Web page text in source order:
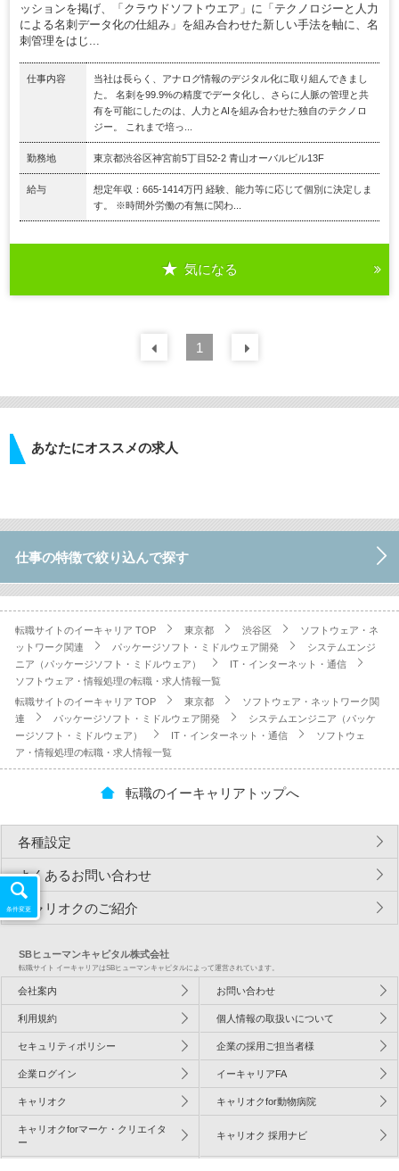
ッションを掲げ、「クラウドソフトウエア」に「テクノロジーと人力
による名刺データ化の仕組み」を組み合わせた新しい手法を軸に、名
刺管理をはじ...
仕事内容
当社は長らく、アナログ情報のデジタル化に取り組んできまし
た。 名刺を99.9%の精度でデータ化し、さらに人脈の管理と共
有を可能にしたのは、人力とAIを組み合わせた独自のテクノロ
ジー。 これまで培っ...
勤務地 東京都渋谷区神宮前5丁目52-2 青山オーバルビル13F
給与
想定年収：665-1414万円 経験、能力等に応じて個別に決定しま
す。 ※時間外労働の有無に関わ...
気になる
前の 件
1
あなたにオススメの求人
仕事の特徴で絞り込んで探す
転職サイトのイーキャリア TOP 東京都 渋谷区
ソフトウェア・ネ
ットワーク関連
パッケージソフト・ミドルウェア開発
システムエンジ
ニア（パッケージソフト・ミドルウェア）
IT・インターネット・通信
ソフトウェア・情報処理の転職・求人情報一覧
転職サイトのイーキャリア TOP
東京都
ソフトウェア・ネットワーク関
連
パッケージソフト・ミドルウェア開発
システムエンジニア（パッケ
ージソフト・ミドルウェア）
IT・インターネット・通信
ソフトウェ
ア・情報処理の転職・求人情報一覧
条件変更
転職のイーキャリアトップへ
各種設定
よくあるお問い合わせ
キャリオクのご紹介
SBヒューマンキャピタル株式会社
転職サイト イーキャリアはSBヒューマンキャピタルによって運営されています。
会社案内 お問い合わせ
利用規約 個人情報の取扱いについて
セキュリティポリシー 企業の採用ご担当者様
企業ログイン イーキャリアFA
キャリオク キャリオクfor動物病院
キャリオクforマーケ・クリエイタ
ー
キャリオク 採用ナビ